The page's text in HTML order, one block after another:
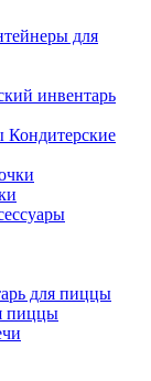
для
инвентарь
Кондитерские
для пиццы
пиццы